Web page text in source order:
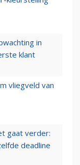
in
klant
vliegveld van
gaat verder:
deadline